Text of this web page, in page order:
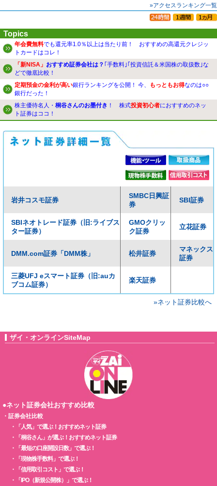
»アクセスランキング一覧
Topics
年会費無料でも還元率1.0％以上は当たり前！ おすすめの高還元クレジッ
トカードはコレ！
「新NISA」 おすすめ証券会社は？ ｢手数料｣｢投資信託＆米国株の取扱数｣な
どで徹底比較！
定期預金の金利が高い銀行ランキングを公開！ 今、 もっともお得なのは○○
銀行だった！
株主優待名人・ 桐谷さんのお墨付き ！ 株式投資初心者におすすめのネッ
ト証券はココ！
岩井コスモ証券
SMBC日興証
券
SBI証券
SBIネオトレード証券（旧:ライブス
ター証券）
GMOクリッ
ク証券
立花証券
DMM.com証券「DMM株」 松井証券
マネックス
証券
三菱UFJ eスマート証券（旧:auカ
ブコム証券）
楽天証券
»ネット証券比較へ
ザイ・オンラインSiteMap
●ネット証券会社おすすめ比較
・ 証券会社比較
・
「人気」で選ぶ！おすすめネット証券
・
「桐谷さん」が選ぶ！おすすめネット証券
・
「最短の口座開設日数」で選ぶ！
・
「現物株手数料」で選ぶ！
・
「信用取引コスト」で選ぶ！
・
「IPO（新規公開株）」で選ぶ！